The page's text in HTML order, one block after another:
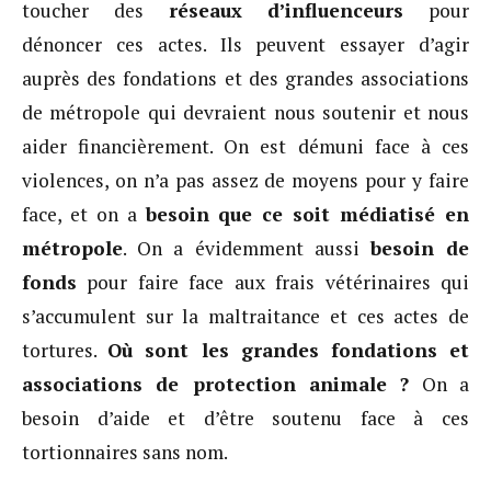
toucher des réseaux d’influenceurs pour
dénoncer ces actes. Ils peuvent essayer d’agir
auprès des fondations et des grandes associations
de métropole qui devraient nous soutenir et nous
aider financièrement. On est démuni face à ces
violences, on n’a pas assez de moyens pour y faire
face, et on abesoin que ce soit médiatisé en
métropole. On a évidemment aussibesoin de
fonds pour faire face aux frais vétérinaires qui
s’accumulent sur la maltraitance et ces actes de
tortures. Où sont les grandes fondations et
associations de protection animale ? On a
besoin d’aide et d’être soutenu face à ces
tortionnaires sans nom.